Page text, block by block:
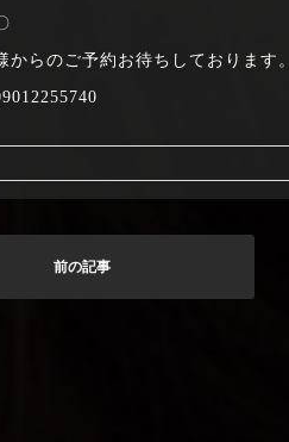
からのご予約お待ちしております。
前の記事